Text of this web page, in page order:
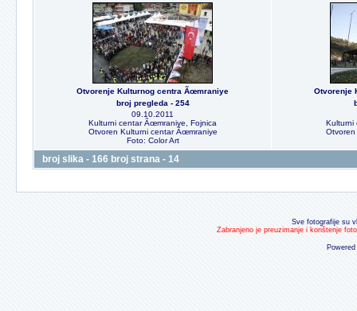
Otvorenje Kulturnog centra Ãœmraniye
broj pregleda - 254
09.10.2011
Kulturni centar Ãœmraniye, Fojnica
Otvoren Kulturni centar Ãœmraniye
Foto: Color Art
Otvorenje
Kulturni
broj slika - 166 broj strana - 14
Sve fotografije su
Zabranjeno je preuzimanje i korištenje